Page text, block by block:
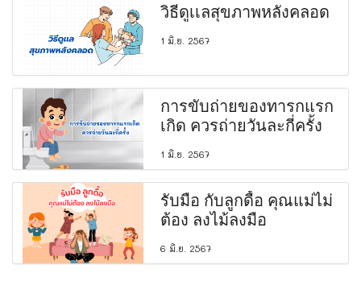
วิธีดูเเลสุขภาพหลังคลอด
1 มิ.ย. 2567
การขับถ่ายของทารกแรก
เกิด ควรถ่ายวันละกี่ครั้ง
1 มิ.ย. 2567
รับมือ กับลูกดื้อ คุณแม่ไม่
ต้อง ลงไม้ลงมือ
6 มิ.ย. 2567